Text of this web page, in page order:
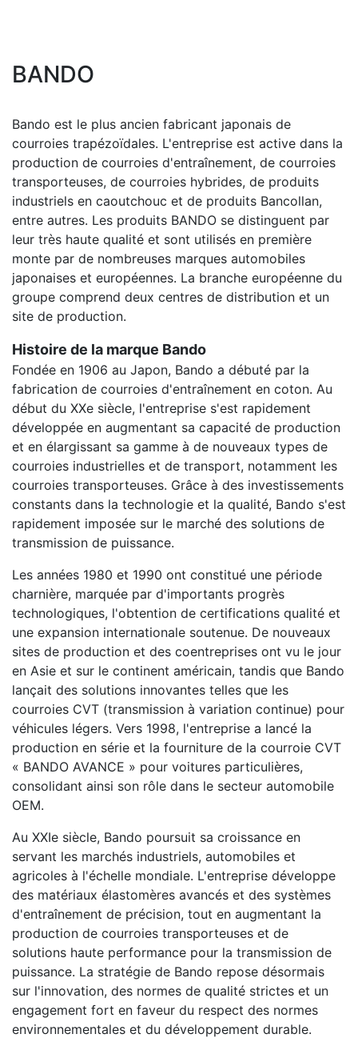
BANDO
Bando est le plus ancien fabricant japonais de
courroies trapézoïdales. L'entreprise est active dans la
production de courroies d'entraînement, de courroies
transporteuses, de courroies hybrides, de produits
industriels en caoutchouc et de produits Bancollan,
entre autres. Les produits BANDO se distinguent par
leur très haute qualité et sont utilisés en première
monte par de nombreuses marques automobiles
japonaises et européennes. La branche européenne du
groupe comprend deux centres de distribution et un
site de production.
Histoire de la marque Bando
Fondée en 1906 au Japon, Bando a débuté par la
fabrication de courroies d'entraînement en coton. Au
début du XXe siècle, l'entreprise s'est rapidement
développée en augmentant sa capacité de production
et en élargissant sa gamme à de nouveaux types de
courroies industrielles et de transport, notamment les
courroies transporteuses. Grâce à des investissements
constants dans la technologie et la qualité, Bando s'est
rapidement imposée sur le marché des solutions de
transmission de puissance.
Les années 1980 et 1990 ont constitué une période
charnière, marquée par d'importants progrès
technologiques, l'obtention de certifications qualité et
une expansion internationale soutenue. De nouveaux
sites de production et des coentreprises ont vu le jour
en Asie et sur le continent américain, tandis que Bando
lançait des solutions innovantes telles que les
courroies CVT (transmission à variation continue) pour
véhicules légers. Vers 1998, l'entreprise a lancé la
production en série et la fourniture de la courroie CVT
« BANDO AVANCE » pour voitures particulières,
consolidant ainsi son rôle dans le secteur automobile
OEM.
Au XXIe siècle, Bando poursuit sa croissance en
servant les marchés industriels, automobiles et
agricoles à l'échelle mondiale. L'entreprise développe
des matériaux élastomères avancés et des systèmes
d'entraînement de précision, tout en augmentant la
production de courroies transporteuses et de
solutions haute performance pour la transmission de
puissance. La stratégie de Bando repose désormais
sur l'innovation, des normes de qualité strictes et un
engagement fort en faveur du respect des normes
environnementales et du développement durable.